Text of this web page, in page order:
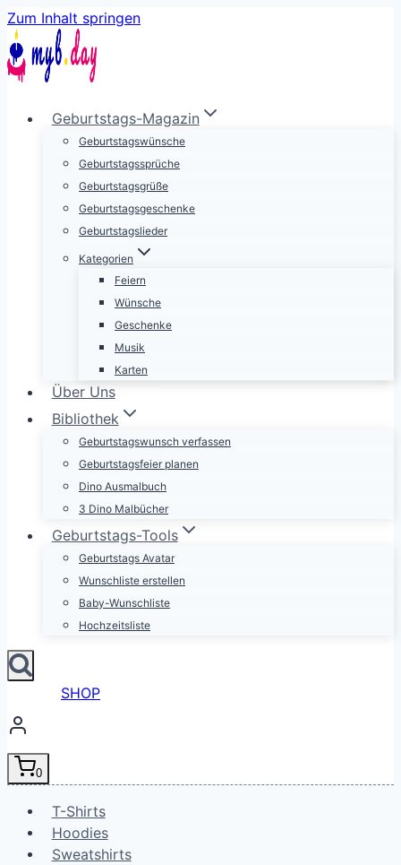
Zum Inhalt springen
Geburtstags-Magazin
Geburtstagswünsche
Geburtstagssprüche
Geburtstagsgrüße
Geburtstagsgeschenke
Geburtstagslieder
Kategorien
Feiern
Wünsche
Geschenke
Musik
Karten
Über Uns
Bibliothek
Geburtstagswunsch verfassen
Geburtstagsfeier planen
Dino Ausmalbuch
3 Dino Malbücher
Geburtstags-Tools
Geburtstags Avatar
Wunschliste erstellen
Baby-Wunschliste
Hochzeitsliste
SHOP
0
T-Shirts
Hoodies
Sweatshirts